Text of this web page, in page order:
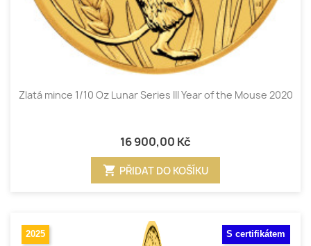
Zlatá mince 1/10 Oz Lunar Series III Year of the Mouse 2020
16 900,00 Kč
shopping_cart PŘIDAT DO KOŠÍKU
S certifikátem
2025